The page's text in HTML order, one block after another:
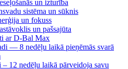
un izturība
sistēma un sūknis
un fokuss
un pašsajūta
ar D-Bal Max
— 8 nedēļu laikā pieņēmās svarā
– 12 nedēļu laikā pārveidoja savu